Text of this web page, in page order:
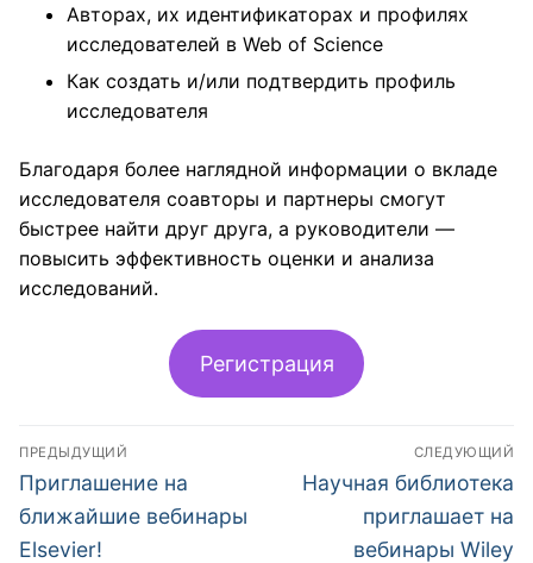
Авторах, их идентификаторах и профилях
исследователей в Web of Science
Как создать и/или подтвердить профиль
исследователя
Благодаря более наглядной информации о вкладе
исследователя соавторы и партнеры смогут
быстрее найти друг друга, а руководители —
повысить эффективность оценки и анализа
исследований.
Регистрация
Навигация
по
записям
ПРЕДЫДУЩИЙ
Предыдущая
запись:
Приглашение на
ближайшие вебинары
Elsevier!
СЛЕДУЮЩИЙ
Следующая
запись:
Научная библиотека
приглашает на
вебинары Wiley